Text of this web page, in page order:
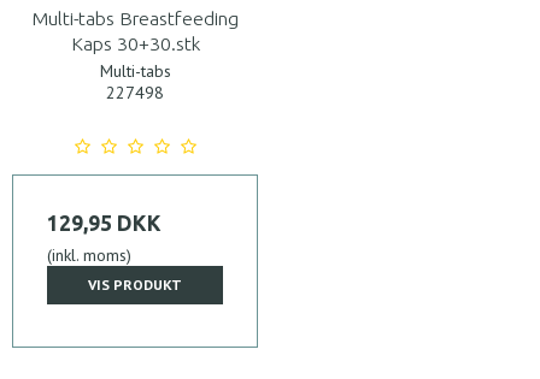
Multi-tabs Breastfeeding
Kaps 30+30.stk
Multi-tabs
227498
129,95 DKK
(inkl. moms)
VIS PRODUKT